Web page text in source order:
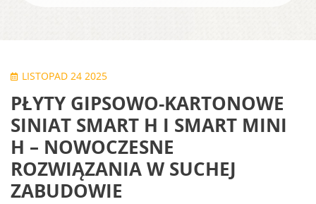
LISTOPAD 24 2025
PŁYTY GIPSOWO-KARTONOWE
SINIAT SMART H I SMART MINI
H – NOWOCZESNE
ROZWIĄZANIA W SUCHEJ
ZABUDOWIE